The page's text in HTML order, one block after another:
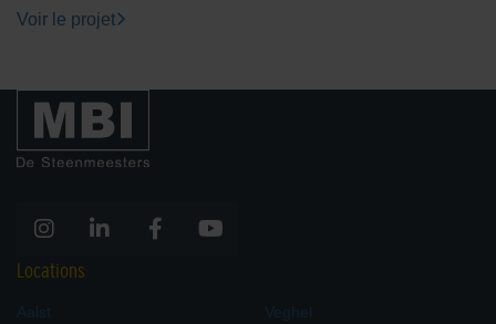
Voir le projet
Locations
Aalst Veghel